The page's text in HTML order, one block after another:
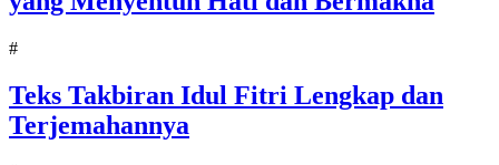
#
Teks Takbiran Idul Fitri Lengkap dan
Terjemahannya